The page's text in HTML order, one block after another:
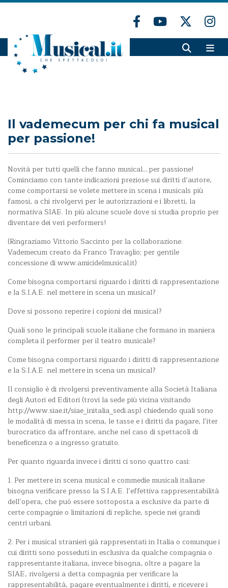
Il vademecum per chi fa musical
per passione!
Novità per tutti quelli che fanno musical….per passione!
Cominciamo con tante indicazioni preziose sui diritti d’autore,
come comportarsi se volete mettere in scena i musicals più
famosi, a chi rivolgervi per le autorizzazioni e i libretti, la
normativa SIAE. In più alcune scuole dove si studia proprio per
diventare dei veri performers!
(Ringraziamo Vittorio Saccinto per la collaborazione.
Vademecum creato da Franco Travaglio; per gentile
concessione di www.amicidelmusical.it)
Come bisogna comportarsi riguardo i diritti di rappresentazione
e la S.I.A.E. nel mettere in scena un musical?
Dove si possono reperire i copioni dei musical?
Quali sono le principali scuole italiane che formano in maniera
completa il performer per il teatro musicale?
Come bisogna comportarsi riguardo i diritti di rappresentazione
e la S.I.A.E. nel mettere in scena un musical?
Il consiglio è di rivolgersi preventivamente alla Società Italiana
degli Autori ed Editori (trovi la sede più vicina visitando
http://www.siae.it/siae_initalia_sedi.asp) chiedendo quali sono
le modalità di messa in scena, le tasse e i diritti da pagare, l’iter
burocratico da affrontare, anche nel caso di spettacoli di
beneficenza o a ingresso gratuito.
Per quanto riguarda invece i diritti ci sono quattro casi:
1. Per mettere in scena musical e commedie musicali italiane
bisogna verificare presso la S.I.A.E. l’effettiva rappresentabilità
dell’opera, che può essere sottoposta a esclusive da parte di
certe compagnie o limitazioni di repliche, specie nei grandi
centri urbani.
2. Per i musical stranieri già rappresentati in Italia o comunque i
cui diritti sono posseduti in esclusiva da qualche compagnia o
rappresentante italiana, invece bisogna, oltre a pagare la
SIAE, rivolgersi a detta compagnia per verificare la
rappresentabilità, pagare eventualmente i diritti, e ricevere i